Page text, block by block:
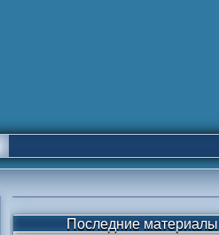
Последние материалы